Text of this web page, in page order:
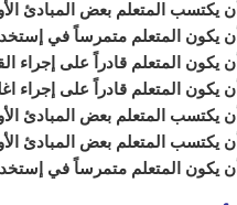
أن يكتسب المتعلم بعض المبادئ
أن يكون المتعلم متمرساً في
أن يكون المتعلم قادراً على إجراء
أن يكون المتعلم قادراً على إجراء
أن يكتسب المتعلم بعض المبادئ
أن يكتسب المتعلم بعض المبادئ
أن يكون المتعلم متمرساً في